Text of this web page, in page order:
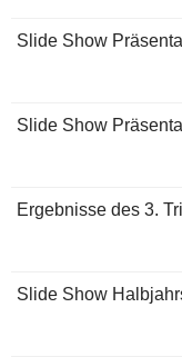
Slide Show
Slide Show
Ergebnisse des 3.
Slide Show